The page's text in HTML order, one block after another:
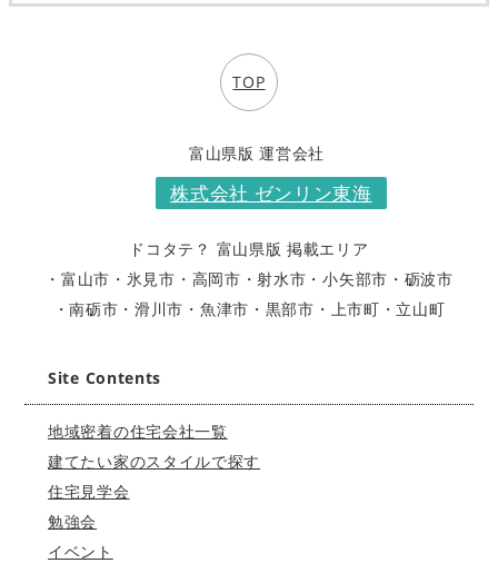
TOP
富山県版 運営会社
株式会社 ゼンリン東海
ドコタテ？ 富山県版 掲載エリア
・富山市 ・氷見市 ・高岡市 ・射水市 ・小矢部市 ・砺波市
・南砺市 ・滑川市 ・魚津市 ・黒部市 ・上市町 ・立山町
Site Contents
地域密着の住宅会社一覧
建てたい家のスタイルで探す
住宅見学会
勉強会
イベント